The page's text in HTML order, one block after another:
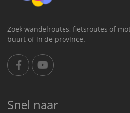
Zoek wandelroutes, fietsroutes of
buurt of in de province.
Snel naar